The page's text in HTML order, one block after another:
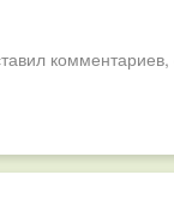
комментариев,